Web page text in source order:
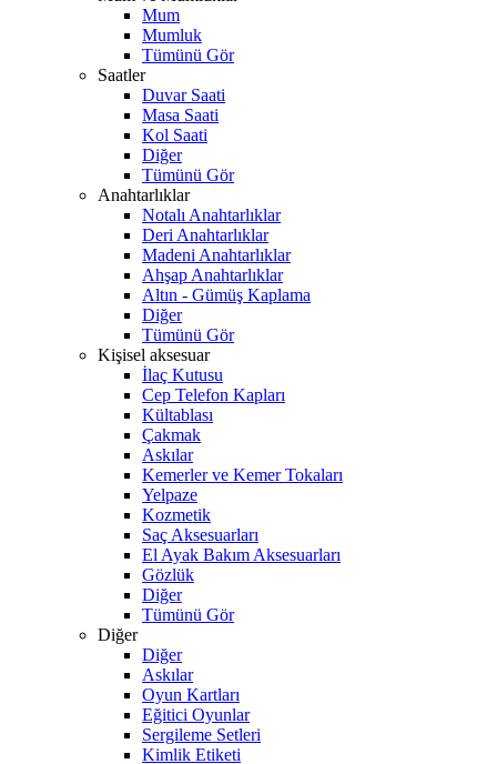
Mum
Mumluk
Tümünü Gör
Saatler
Duvar Saati
Masa Saati
Kol Saati
Diğer
Tümünü Gör
Anahtarlıklar
Notalı Anahtarlıklar
Deri Anahtarlıklar
Madeni Anahtarlıklar
Ahşap Anahtarlıklar
Altın - Gümüş Kaplama
Diğer
Tümünü Gör
Kişisel aksesuar
İlaç Kutusu
Cep Telefon Kapları
Kültablası
Çakmak
Askılar
Kemerler ve Kemer Tokaları
Yelpaze
Kozmetik
Saç Aksesuarları
El Ayak Bakım Aksesuarları
Gözlük
Diğer
Tümünü Gör
Diğer
Diğer
Askılar
Oyun Kartları
Eğitici Oyunlar
Sergileme Setleri
Kimlik Etiketi